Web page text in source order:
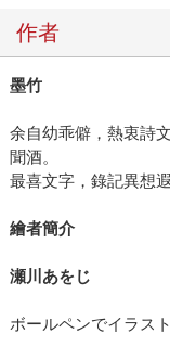
作者
墨竹
余自幼乖僻，熱衷詩
聞酒。
最喜文字，錄記異想遐
繪者簡介
瀬川あをじ
ボールペンでイラス